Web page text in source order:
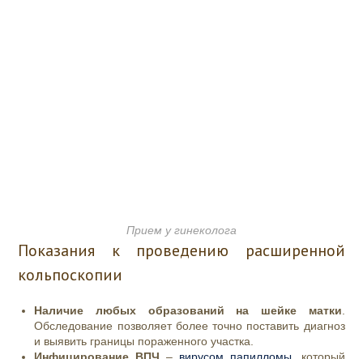
Прием у гинеколога
Показания к проведению расширенной
кольпоскопии
Наличие любых образований на шейке матки
Обследование позволяет более точно поставить диагноз
и выявить границы пораженного участка.
Инфицирование ВПЧ – вирусом папилломы, который